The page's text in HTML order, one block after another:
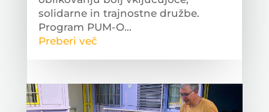
solidarne in trajnostne družbe.
Program PUM-O...
Preberi več